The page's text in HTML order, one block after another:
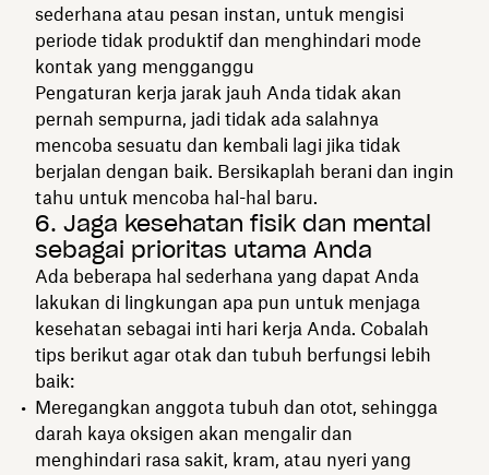
sederhana atau pesan instan, untuk mengisi
periode tidak produktif dan menghindari mode
kontak yang mengganggu
Pengaturan kerja jarak jauh Anda tidak akan
pernah sempurna, jadi tidak ada salahnya
mencoba sesuatu dan kembali lagi jika tidak
berjalan dengan baik. Bersikaplah berani dan ingin
tahu untuk mencoba hal-hal baru.
6. Jaga kesehatan fisik dan mental
sebagai prioritas utama Anda
Ada beberapa hal sederhana yang dapat Anda
lakukan di lingkungan apa pun untuk menjaga
kesehatan sebagai inti hari kerja Anda. Cobalah
tips berikut agar otak dan tubuh berfungsi lebih
baik:
Meregangkan anggota tubuh dan otot, sehingga
darah kaya oksigen akan mengalir dan
menghindari rasa sakit, kram, atau nyeri yang